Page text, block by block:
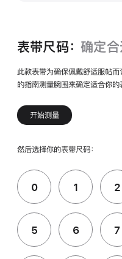
表带尺码： 确定合
此款表带为确保佩戴舒适服帖而
的指南测量腕围来确定适合你的
开始测量
然后选择你的表带尺码：
0 1 2
5 6 7